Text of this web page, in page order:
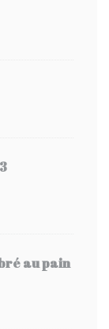
au pain